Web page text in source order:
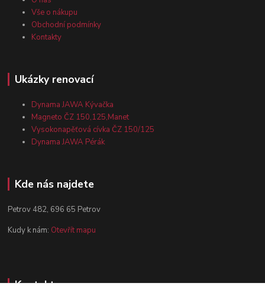
Vše o nákupu
Obchodní podmínky
Kontakty
Ukázky renovací
Dynama JAWA Kývačka
Magneto ČZ 150,125,Manet
Vysokonapěťová cívka ČZ 150/125
Dynama JAWA Pérák
Kde nás najdete
Petrov 482, 696 65 Petrov
Kudy k nám: Otevřít mapu
Kontakty